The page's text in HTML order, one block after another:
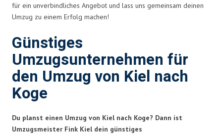
für ein unverbindliches Angebot und lass uns gemeinsam deinen
Umzug zu einem Erfolg machen!
Günstiges
Umzugsunternehmen für
den Umzug von Kiel nach
Koge
Du planst einen Umzug von Kiel nach Koge? Dann ist
Umzugsmeister Fink Kiel dein günstiges